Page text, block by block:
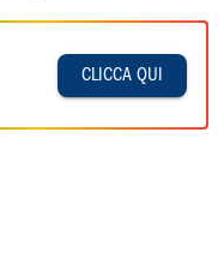
CLICCA QUI